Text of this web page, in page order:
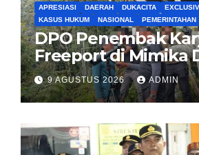
APRESIASI DAERAH DUKACITA
KASUS HUKUM
NASIONAL PEMERINTAHAN
DPO Penembak
Freeport di Mimika
Satgas Amole-2026
Tembagapura
9 AGUSTUS 2026 ADMIN